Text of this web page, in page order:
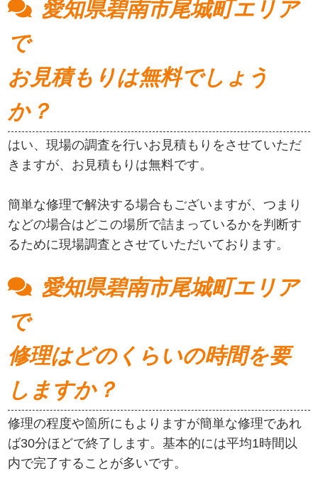
愛知県碧南市尾城町エリア
で
お見積もりは無料でしょう
か？
はい、現場の調査を行いお見積もりをさせていただ
きますが、お見積もりは無料です。
簡単な修理で解決する場合もございますが、つまり
などの場合はどこの場所で詰まっているかを判断す
るために現場調査とさせていただいております。
愛知県碧南市尾城町エリア
で
修理はどのくらいの時間を要
しますか？
修理の程度や箇所にもよりますが簡単な修理であれ
ば30分ほどで終了します。基本的には平均1時間以
内で完了することが多いです。